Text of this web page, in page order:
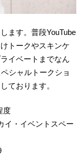
ます。普段YouTube
トークやスキンケ
イベートまでなん
シャルトークショ
ております。
度
イ・イベントスペー